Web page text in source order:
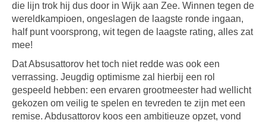
die lijn trok hij dus door in Wijk aan Zee. Winnen tegen de
wereldkampioen, ongeslagen de laagste ronde ingaan,
half punt voorsprong, wit tegen de laagste rating, alles zat
mee!
Dat Absusattorov het toch niet redde was ook een
verrassing. Jeugdig optimisme zal hierbij een rol
gespeeld hebben: een ervaren grootmeester had wellicht
gekozen om veilig te spelen en tevreden te zijn met een
remise. Abdusattorov koos een ambitieuze opzet, vond